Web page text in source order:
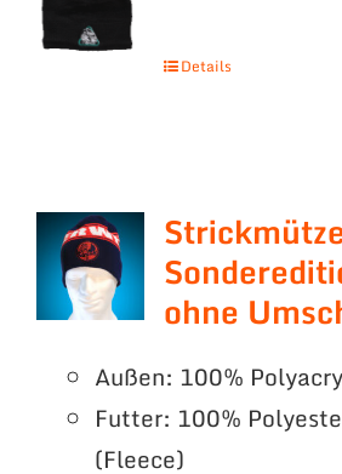
Details
ohne
Außen: 100%
Futter: 100%
(Fleece)